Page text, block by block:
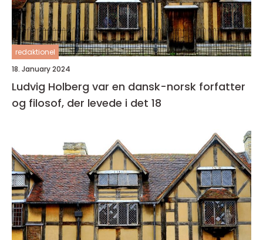
redaktionel
18. January 2024
Ludvig Holberg var en dansk-norsk forfatter
og filosof, der levede i det 18